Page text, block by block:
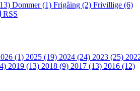
Dommer (1) Frigåing (2) Frivillige (6)
RSS
(1) 2025 (19) 2024 (24) 2023 (25)
2019 (13) 2018 (9) 2017 (13) 2016 (12)